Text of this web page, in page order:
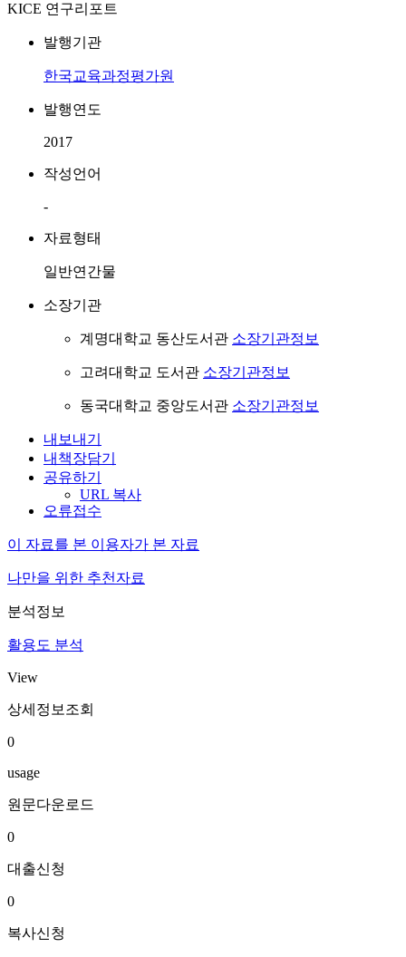
KICE 연구리포트
발행기관
한국교육과정평가원
발행연도
2017
작성언어
-
자료형태
일반연간물
소장기관
계명대학교 동산도서관 소장기관정보
고려대학교 도서관 소장기관정보
동국대학교 중앙도서관 소장기관정보
내보내기
내책장담기
공유하기
URL 복사
오류접수
이 자료를 본 이용자가 본 자료
나만을 위한 추천자료
분석정보
활용도 분석
View
상세정보조회
0
usage
원문다운로드
0
대출신청
0
복사신청